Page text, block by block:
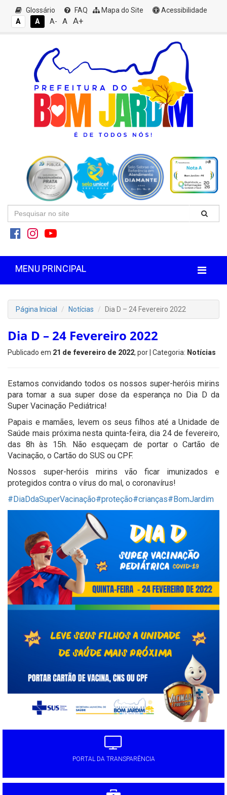
Glossário FAQ Mapa do Site
Acessibilidade
A
A A- A A+
MENU PRINCIPAL
Página Inicial Notícias Dia D – 24 Fevereiro 2022
Dia D – 24 Fevereiro 2022
Publicado em 21 de fevereiro de 2022, por | Categoria: Notícias
Estamos convidando todos os nossos super-heróis mirins
para tomar a sua super dose da esperança no Dia D da
Super Vacinação Pediátrica!
Papais e mamães, levem os seus filhos até a Unidade de
Saúde mais próxima nesta quinta-feira, dia 24 de fevereiro,
das 8h às 15h. Não esqueçam de portar o Cartão de
Vacinação, o Cartão do SUS ou CPF.
Nossos super-heróis mirins vão ficar imunizados e
protegidos contra o vírus do mal, o coronavírus!
#DiaDdaSuperVacinação#proteção#crianças#BomJardim
PORTAL DA TRANSPARÊNCIA